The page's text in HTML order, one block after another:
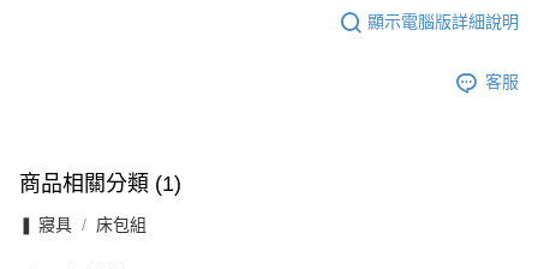
顯示電腦版詳細說明
客服
商品相關分類 (1)
❚ 寢具 床包組